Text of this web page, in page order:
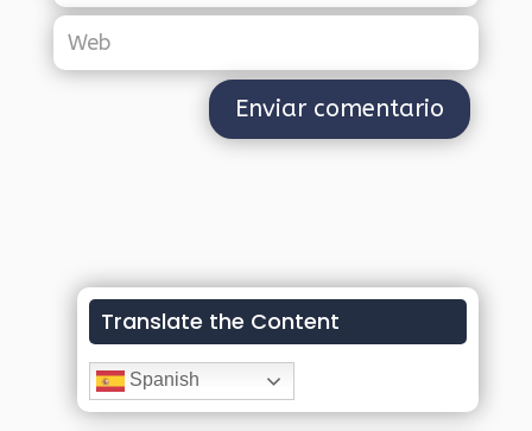
Translate the Content
Spanish